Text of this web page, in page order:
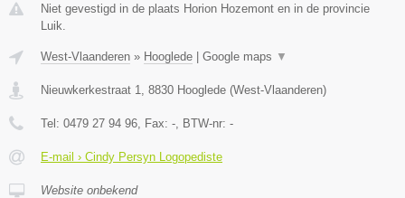
Niet gevestigd in de plaats Horion Hozemont en in de provincie
Luik.
West-Vlaanderen » Hooglede | Google maps ▼
Nieuwkerkestraat 1 8830 Hooglede (West-Vlaanderen)
Tel: 0479 27 94 96 , Fax: - , BTW-nr: -
E-mail › Cindy Persyn Logopediste
Website onbekend